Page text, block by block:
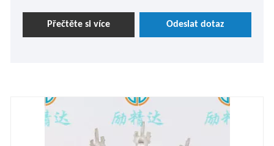
Přečtěte si více
Odeslat dotaz